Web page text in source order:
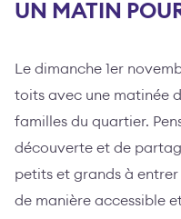
UN MATIN
Le dimanche 1er
toits avec une matinée
familles du quartier.
découverte et de
petits et grands à entrer
de manière accessible